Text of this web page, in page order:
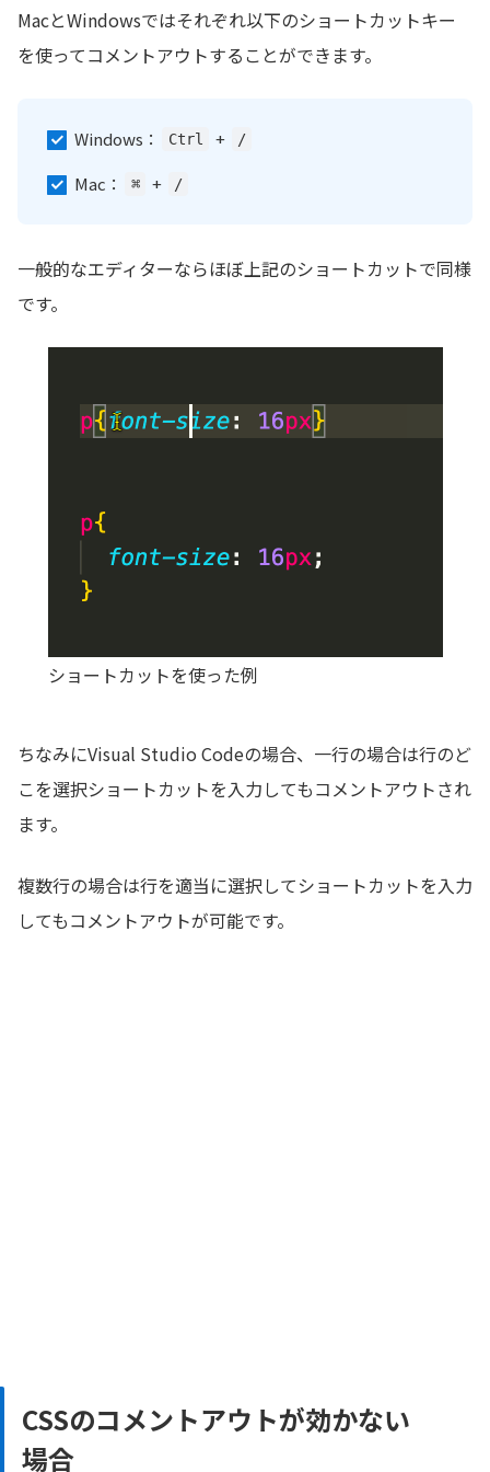
MacとWindowsではそれぞれ以下のショートカットキー
を使ってコメントアウトすることができます。
Windows： Ctrl + /
Mac： ⌘ + /
一般的なエディターならほぼ上記のショートカットで同様
です。
ショートカットを使った例
ちなみにVisual Studio Codeの場合、一行の場合は行のど
こを選択ショートカットを入力してもコメントアウトされ
ます。
複数行の場合は行を適当に選択してショートカットを入力
してもコメントアウトが可能です。
CSSのコメントアウトが効かない
場合